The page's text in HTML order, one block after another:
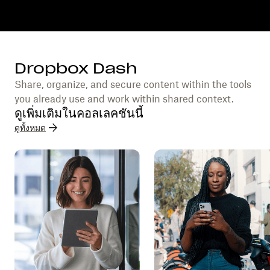
Dropbox Dash
Share, organize, and secure content within the tools
you already use and work within shared context.
ดูเพิ่มเติมในคอลเลคชันนี้
ดูทั้งหมด